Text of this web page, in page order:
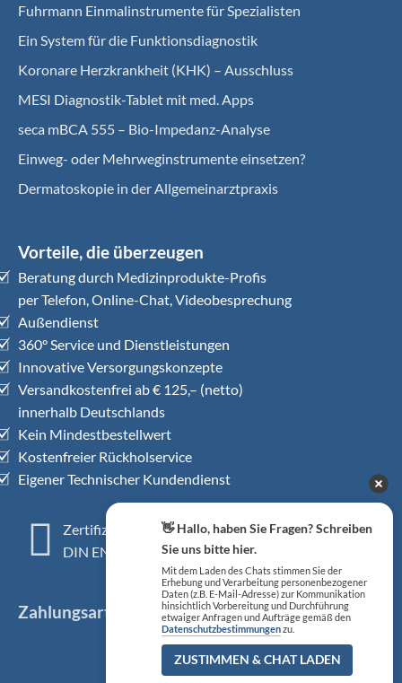
Fuhrmann Einmalinstrumente für Spezialisten
Ein System für die Funktionsdiagnostik
Koro­nare Herz­krank­heit (KHK) – Ausschluss
MESI Diagnostik-Tablet mit med. Apps
seca mBCA 555 – Bio-Impedanz-Analyse
Einweg- oder Mehrweginstrumente einsetzen?
Dermatoskopie in der Allgemeinarztpraxis
Vorteile, die überzeugen
Beratung durch Medizinprodukte-Profis
per Telefon, Online-Chat, Videobesprechung
Außendienst
360° Service und Dienstleistungen
Innovative Versorgungskonzepte
Versandkostenfrei ab € 125,– (netto)
innerhalb Deutschlands
Kein Mindestbestellwert
Kostenfreier Rückholservice
Eigener Technischer Kundendienst
Zertifiziertes QM-System
DIN EN ISO 13485
Zahlungsarten
👋 Hallo, haben Sie Fragen? Schreiben
Sie uns bitte hier.
Mit dem Laden des Chats stimmen Sie der
Erhebung und Verarbeitung personenbezogener
Daten (z.B. E-Mail-Adresse) zur Kommunikation
hinsichtlich Vorbereitung und Durchführung
etwaiger Anfragen und Aufträge gemäß den
Datenschutzbestimmungenzu.
ZUSTIMMEN & CHAT LADEN